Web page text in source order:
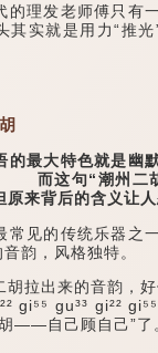
理发老师傅只有一
其实就是用力“推光
最大特色就是幽
而这句“潮州二
来背后的含义让人
见的传统乐器之一
韵，风格独特。
出来的音韵，好
gi⁵⁵ gu³³ gi²²
——自己顾自己”了